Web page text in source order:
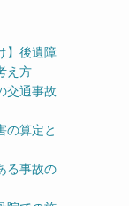
】後遺障
え方
交通事故
の算定と
る事故の